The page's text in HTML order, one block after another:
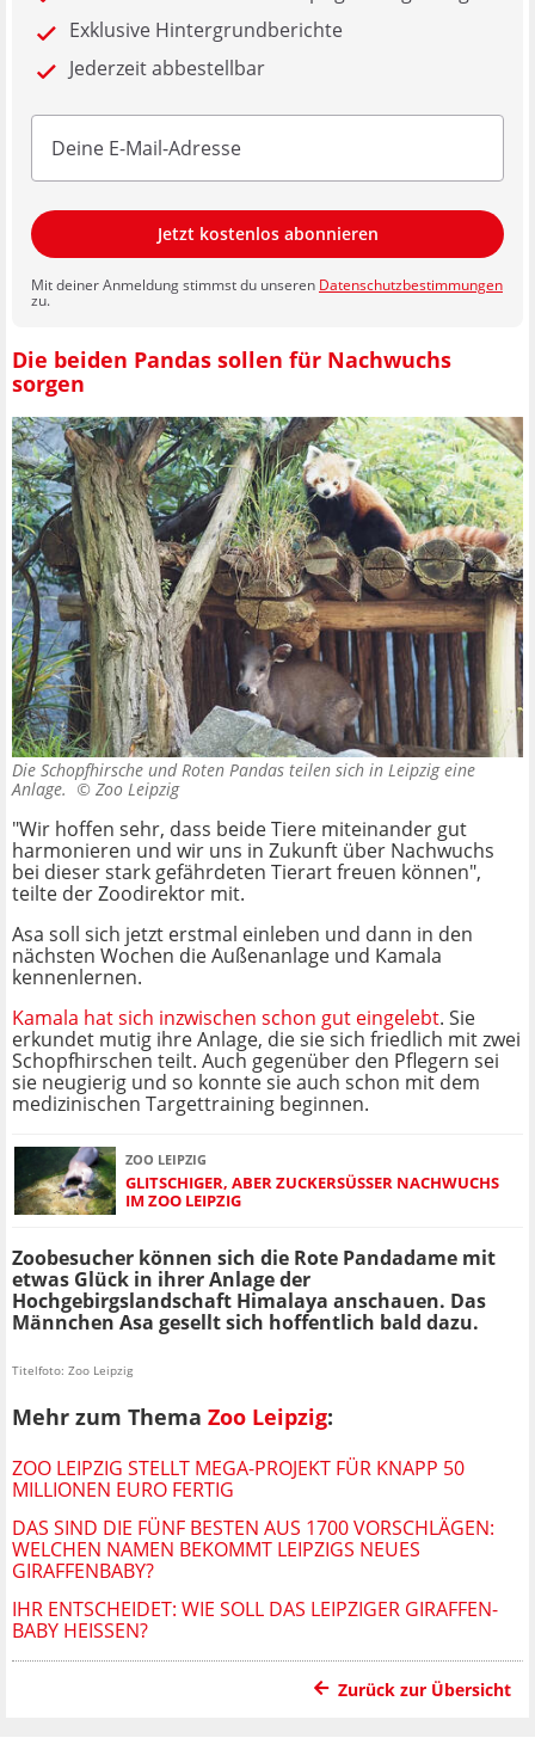
Exklusive Hintergrundberichte
Jederzeit abbestellbar
Jetzt kostenlos abonnieren
Mit deiner Anmeldung stimmst du unseren Datenschutzbestimmungen
zu.
Die beiden Pandas sollen für Nachwuchs
sorgen
Die Schopfhirsche und Roten Pandas teilen sich in Leipzig eine
Anlage. © Zoo Leipzig
"Wir hoffen sehr, dass beide Tiere miteinander gut
harmonieren und wir uns in Zukunft über Nachwuchs
bei dieser stark gefährdeten Tierart freuen können",
teilte der Zoodirektor mit.
Asa soll sich jetzt erstmal einleben und dann in den
nächsten Wochen die Außenanlage und Kamala
kennenlernen.
Kamala hat sich inzwischen schon gut eingelebt. Sie
erkundet mutig ihre Anlage, die sie sich friedlich mit zwei
Schopfhirschen teilt. Auch gegenüber den Pflegern sei
sie neugierig und so konnte sie auch schon mit dem
medizinischen Targettraining beginnen.
ZOO LEIPZIG
GLITSCHIGER, ABER ZUCKERSÜSSER NACHWUCHS I
M ZOO LEIPZIG
Zoobesucher können sich die Rote Pandadame mit
etwas Glück in ihrer Anlage der
Hochgebirgslandschaft Himalaya anschauen. Das
Männchen Asa gesellt sich hoffentlich bald dazu.
Titelfoto: Zoo Leipzig
Mehr zum Thema Zoo Leipzig:
ZOO LEIPZIG STELLT MEGA-PROJEKT FÜR KNAPP 50
MILLIONEN EURO FERTIG
DAS SIND DIE FÜNF BESTEN AUS 1700 VORSCHLÄGEN:
WELCHEN NAMEN BEKOMMT LEIPZIGS NEUES
GIRAFFENBABY?
IHR ENTSCHEIDET: WIE SOLL DAS LEIPZIGER GIRAFFEN-
BABY HEISSEN?
Zurück zur Übersicht